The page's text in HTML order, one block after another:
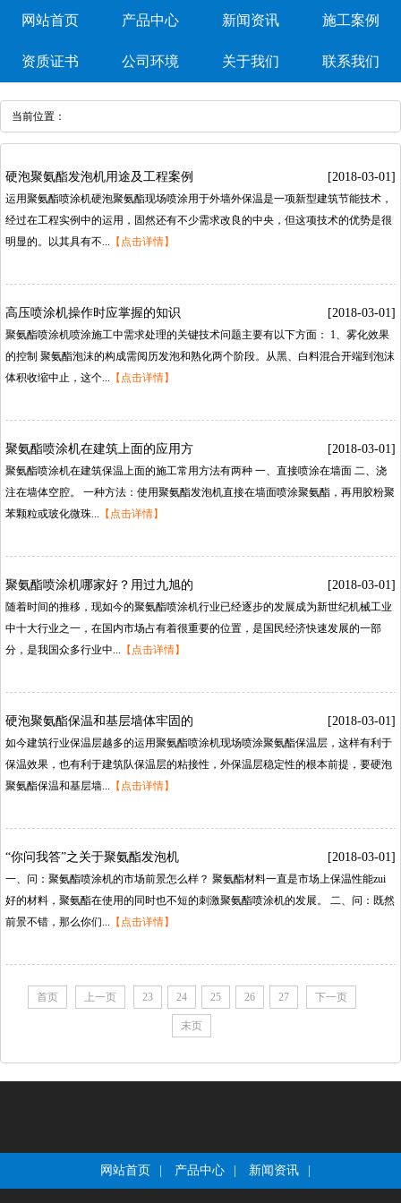
网站首页 产品中心 新闻资讯 施工案例
资质证书 公司环境 关于我们 联系我们
当前位置：
硬泡聚氨酯发泡机用途及工程案例 [2018-03-01]
运用聚氨酯喷涂机硬泡聚氨酯现场喷涂用于外墙外保温是一项新型建筑节能技术，
经过在工程实例中的运用，固然还有不少需求改良的中央，但这项技术的优势是很
明显的。以其具有不... 【点击详情】
高压喷涂机操作时应掌握的知识 [2018-03-01]
聚氨酯喷涂机喷涂施工中需求处理的关键技术问题主要有以下方面：1、雾化效果
的控制聚氨酯泡沫的构成需阅历发泡和熟化两个阶段。从黑、白料混合开端到泡沫
体积收缩中止，这个... 【点击详情】
聚氨酯喷涂机在建筑上面的应用方 [2018-03-01]
聚氨酯喷涂机在建筑保温上面的施工常用方法有两种一、直接喷涂在墙面二、浇
注在墙体空腔。一种方法：使用聚氨酯发泡机直接在墙面喷涂聚氨酯，再用胶粉聚
苯颗粒或玻化微珠... 【点击详情】
聚氨酯喷涂机哪家好？用过九旭的 [2018-03-01]
随着时间的推移，现如今的聚氨酯喷涂机行业已经逐步的发展成为新世纪机械工业
中十大行业之一，在国内市场占有着很重要的位置，是国民经济快速发展的一部
分，是我国众多行业中... 【点击详情】
硬泡聚氨酯保温和基层墙体牢固的 [2018-03-01]
如今建筑行业保温层越多的运用聚氨酯喷涂机现场喷涂聚氨酯保温层，这样有利于
保温效果，也有利于建筑队保温层的粘接性，外保温层稳定性的根本前提，要硬泡
聚氨酯保温和基层墙... 【点击详情】
“你问我答”之关于聚氨酯发泡机 [2018-03-01]
一、问：聚氨酯喷涂机的市场前景怎么样？聚氨酯材料一直是市场上保温性能zui
好的材料，聚氨酯在使用的同时也不短的刺激聚氨酯喷涂机的发展。二、问：既然
前景不错，那么你们... 【点击详情】
首页 上一页 23 24 25 26 27 下一页
末页
网站首页 产品中心 新闻资讯